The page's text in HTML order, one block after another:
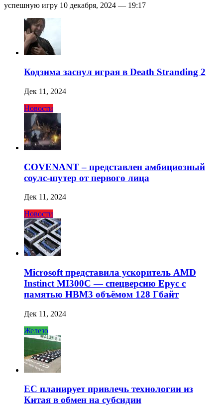
успешную игру 10 декабря, 2024 — 19:17
Кодзима заснул играя в Death Stranding 2
Дек 11, 2024
Новости
COVENANT – представлен амбициозный
соулс-шутер от первого лица
Дек 11, 2024
Новости
Microsoft представила ускоритель AMD
Instinct MI300C — спецверсию Epyc с
памятью HBM3 объёмом 128 Гбайт
Дек 11, 2024
Железо
ЕС планирует привлечь технологии из
Китая в обмен на субсидии